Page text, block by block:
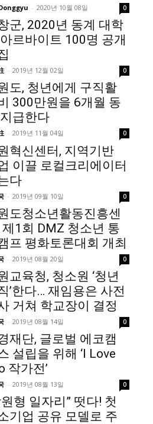
- 2020년 10월 08일 0
군, 2020년 동계 대학
르바이트 100명 공개
- 2019년 12월 02일 0
도, 청년에게 구직활
300만원을 6개월 동
급한다
- 2019년 11월 04일 0
혁신센터, 지역기반
이끌 로컬크리에이터
다
- 2019년 09월 10일 0
도청소년활동진흥센
제1회 DMZ 청소년 통
프 평화토론대회 개최
- 2019년 08월 20일 0
교육청, 청소원 ‘청년
’한다… 재임용은 사전
거쳐 학교장이 결정
- 2019년 08월 14일 0
재단, 글로벌 에코캠
설립을 위해 ‘I Love
작가전’
- 2019년 08월 13일 0
원형 일자리” 떳다! 첫
기업 공유 모델로 주